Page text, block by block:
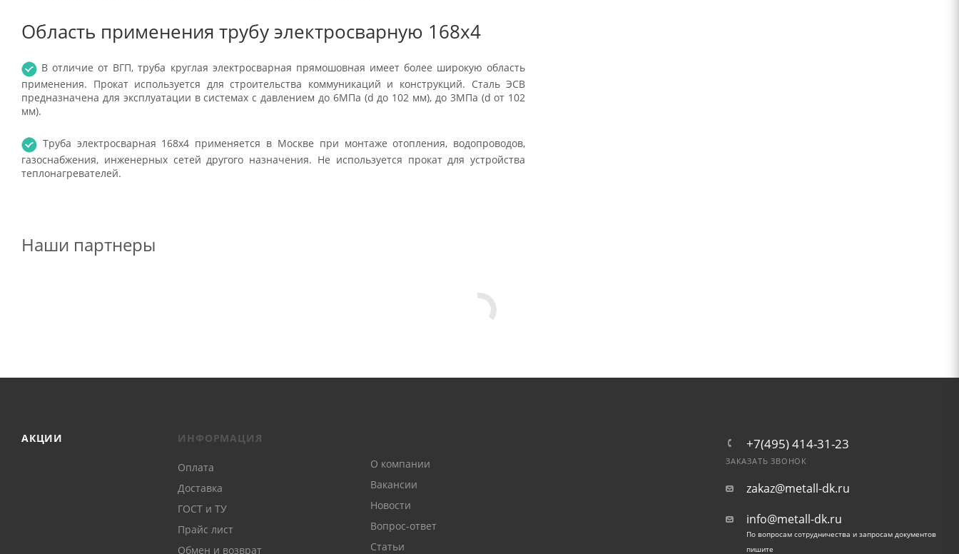
Область применения трубу электросварную 168x4
В отличие от ВГП, труба круглая электросварная прямошовная имеет более широкую область
применения. Прокат используется для строительства коммуникаций и конструкций. Сталь ЭСВ
предназначена для эксплуатации в системах с давлением до 6МПа (d до 102 мм), до 3МПа (d от 102
мм).
Труба электросварная 168x4 применяется в Москве при монтаже отопления, водопроводов,
газоснабжения, инженерных сетей другого назначения. Не используется прокат для устройства
теплонагревателей.
Наши партнеры
АКЦИИ ИНФОРМАЦИЯ
Оплата
Доставка
ГОСТ и ТУ
Прайс лист
Обмен и возврат
О компании
Вакансии
Новости
Вопрос-ответ
Статьи
+7(495) 414-31-23
ЗАКАЗАТЬ ЗВОНОК
zakaz@metall-dk.ru
info@metall-dk.ru
По вопросам сотрудничества и запросам документов
пишите